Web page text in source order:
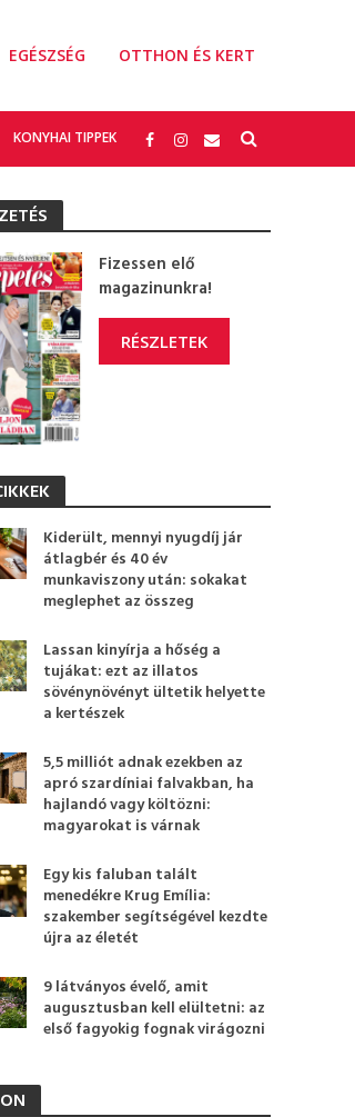
EGÉSZSÉG OTTHON ÉS KERT
KONYHAI TIPPEK
Fizessen elő
magazinunkra!
RÉSZLETEK
Kiderült, mennyi nyugdíj jár
átlagbér és 40 év
munkaviszony után: sokakat
meglephet az összeg
Lassan kinyírja a hőség a
tujákat: ezt az illatos
sövénynövényt ültetik helyette
a kertészek
5,5 milliót adnak ezekben az
apró szardíniai falvakban, ha
hajlandó vagy költözni:
magyarokat is várnak
Egy kis faluban talált
menedékre Krug Emília:
szakember segítségével kezdte
újra az életét
9 látványos évelő, amit
augusztusban kell elültetni: az
első fagyokig fognak virágozni